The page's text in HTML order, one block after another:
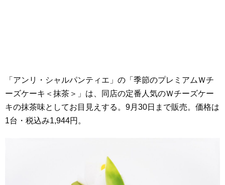
「アンリ・シャルパンティエ」の「季節のプレミアムＷチ
ーズケーキ＜抹茶＞」は、同店の定番人気のＷチーズケー
キの抹茶味としてお目見えする。9月30日まで販売。価格は
1台・税込み1,944円。